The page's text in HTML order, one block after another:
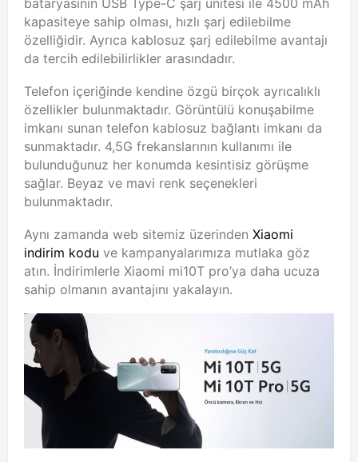
kapasiteye sahip olması, hızlı şarj edilebilme
özelliğidir. Ayrıca kablosuz şarj edilebilme avantajı
da tercih edilebilirlikler arasındadır.
Telefon içeriğinde kendine özgü birçok ayrıcalıklı
özellikler bulunmaktadır. Görüntülü konuşabilme
imkanı sunan telefon kablosuz bağlantı imkanı da
sunmaktadır. 4,5G frekanslarının kullanımı ile
bulunduğunuz her konumda kesintisiz görüşme
sağlar. Beyaz ve mavi renk seçenekleri
bulunmaktadır.
Aynı zamanda web sitemiz üzerinden Xiaomi
indirim kodu ve kampanyalarımıza mutlaka göz
atın. İndirimlerle Xiaomi mi10T pro’ya daha ucuza
sahip olmanın avantajını yakalayın.